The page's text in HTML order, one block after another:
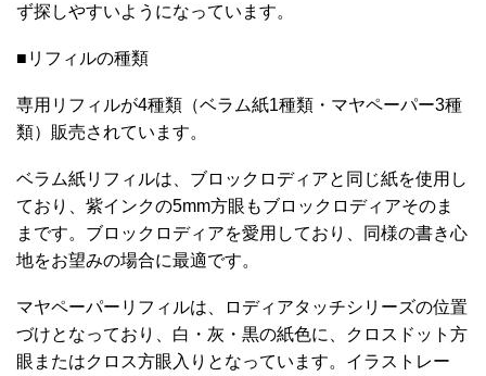
ず探しやすいようになっています。
■リフィルの種類
専用リフィルが4種類（ベラム紙1種類・マヤペーパー3種
類）販売されています。
ベラム紙リフィルは、ブロックロディアと同じ紙を使用し
ており、紫インクの5mm方眼もブロックロディアそのま
まです。ブロックロディアを愛用しており、同様の書き心
地をお望みの場合に最適です。
マヤペーパーリフィルは、ロディアタッチシリーズの位置
づけとなっており、白・灰・黒の紙色に、クロスドット方
眼またはクロス方眼入りとなっています。イラストレー